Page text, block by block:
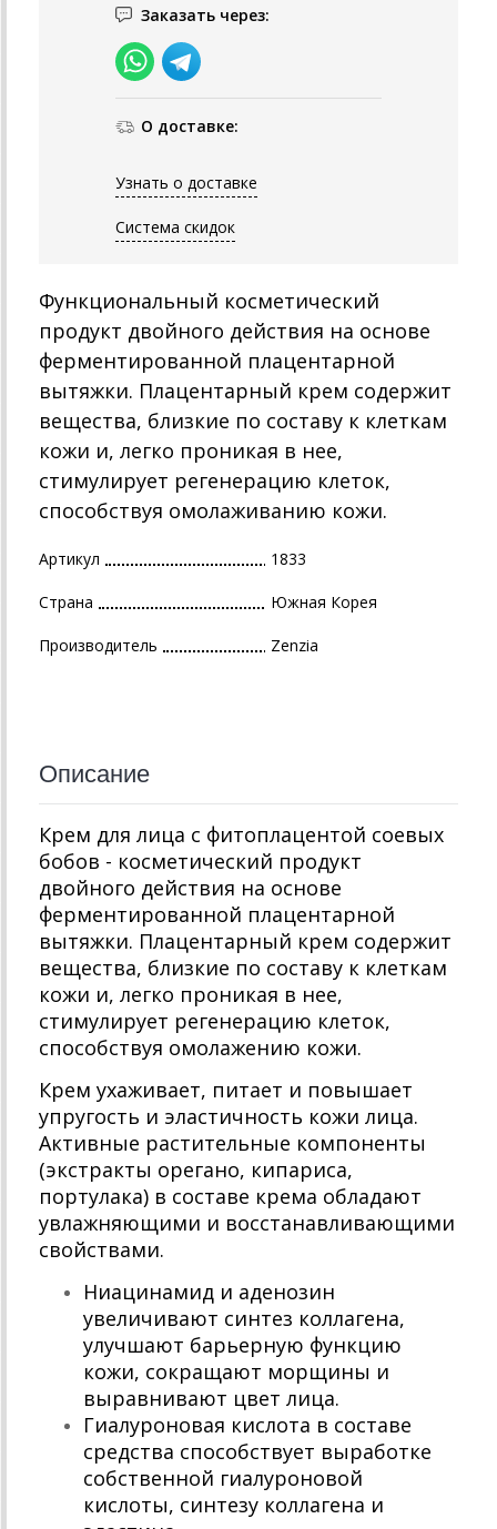
Заказать через:
О доставке:
Узнать о доставке
Система скидок
Функциональный косметический
продукт двойного действия на основе
ферментированной плацентарной
вытяжки. Плацентарный крем содержит
вещества, близкие по составу к клеткам
кожи и, легко проникая в нее,
стимулирует регенерацию клеток,
способствуя омолаживанию кожи.
Артикул 1833
Страна Южная Корея
Производитель Zenzia
Описание
Крем для лица с фитоплацентой соевых
бобов - косметический продукт
двойного действия на основе
ферментированной плацентарной
вытяжки. Плацентарный крем содержит
вещества, близкие по составу к клеткам
кожи и, легко проникая в нее,
стимулирует регенерацию клеток,
способствуя омолажению кожи.
Крем ухаживает, питает и повышает
упругость и эластичность кожи лица.
Активные растительные компоненты
(экстракты орегано, кипариса,
портулака) в составе крема обладают
увлажняющими и восстанавливающими
свойствами.
Ниацинамид и аденозин
увеличивают синтез коллагена,
улучшают барьерную функцию
кожи, сокращают морщины и
выравнивают цвет лица.
Гиалуроновая кислота в составе
средства способствует выработке
собственной гиалуроновой
кислоты, синтезу коллагена и